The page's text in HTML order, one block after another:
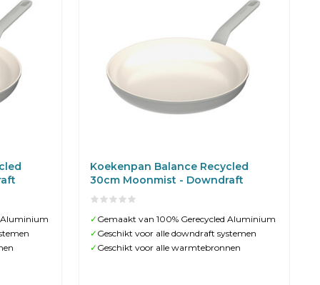
Aluminium
Koekenpan Balance Recycled
30cm Moonmist - Downdraft
✓ Gemaakt van 100% Gerecycled Aluminium
✓ Geschikt voor alle downdraft systemen
✓ Geschikt voor alle warmtebronnen